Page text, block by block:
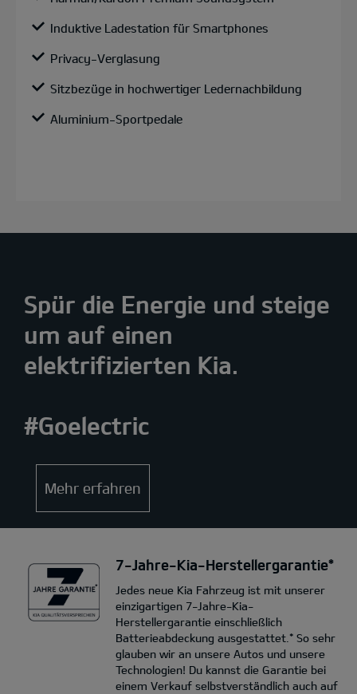
Induktive Ladestation für Smartphones
Privacy-Verglasung
Sitzbezüge in hochwertiger Ledernachbildung
Aluminium-Sportpedale
Spür die Energie und steige
um auf einen
elektrifizierten Kia.
#Goelectric
Mehr erfahren
7-Jahre-Kia-Herstellergarantie*
Jedes neue Kia Fahrzeug ist mit unserer
einzigartigen 7-Jahre-Kia-
Herstellergarantie einschließlich
Batterieabdeckung ausgestattet.* So sehr
glauben wir an unsere Autos und unsere
Technologien! Du kannst die Garantie bei
einem Verkauf selbstverständlich auch auf